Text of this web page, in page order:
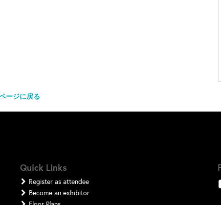
ージに戻る
Quick Links
Register as attendee
Become an exhibitor